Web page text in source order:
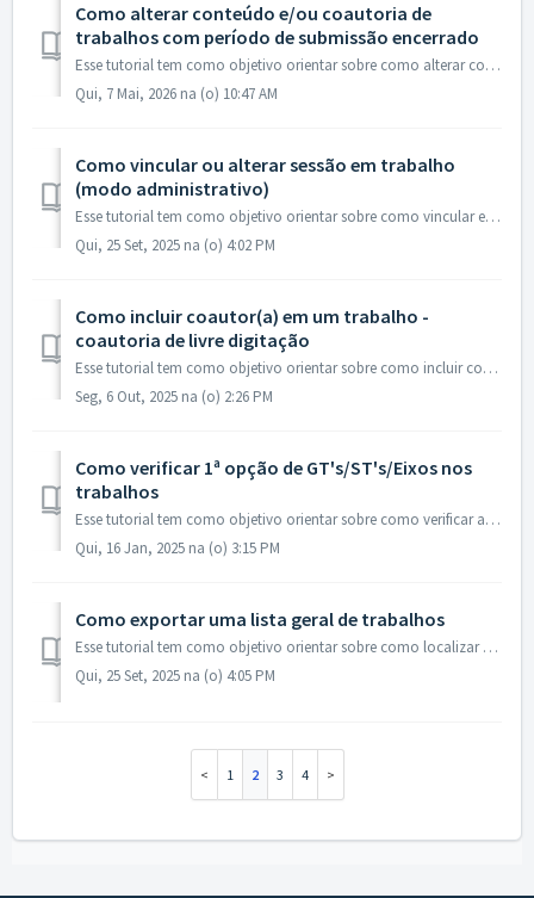
Como alterar conteúdo e/ou coautoria de
trabalhos com período de submissão encerrado
Esse tutorial tem como objetivo orientar sobre como alterar conteúdo e/ou coautores de trabalhos com período de submissão encerrado utilizando a área do i...
Qui, 7 Mai, 2026 na (o) 10:47 AM
Como vincular ou alterar sessão em trabalho
(modo administrativo)
Esse tutorial tem como objetivo orientar sobre como vincular e alterar sessão em trabalho submetido no sistema. Acesse a área administrativa com seu lo...
Qui, 25 Set, 2025 na (o) 4:02 PM
Como incluir coautor(a) em um trabalho -
coautoria de livre digitação
Esse tutorial tem como objetivo orientar sobre como incluir coautores em trabalhos com tipo de coautoria de livre digitação utilizando a área do inscrito. ...
Seg, 6 Out, 2025 na (o) 2:26 PM
Como verificar 1ª opção de GT's/ST's/Eixos nos
trabalhos
Esse tutorial tem como objetivo orientar sobre como verificar a 1ª opção de GT's/ST's/Eixos nos trabalhos utilizando os filtros do sistema e exporta...
Qui, 16 Jan, 2025 na (o) 3:15 PM
Como exportar uma lista geral de trabalhos
Esse tutorial tem como objetivo orientar sobre como localizar e exportar trabalhos para o seu computador no formato .xlxs (planilha do Excel). Acesse a ...
Qui, 25 Set, 2025 na (o) 4:05 PM
1 2 3 4